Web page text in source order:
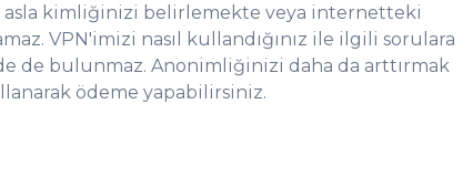
asla kimliğinizi belirlemekte veya internetteki
VPN'imizi nasıl kullandığınız ile ilgili sorulara
de bulunmaz. Anonimliğinizi daha da arttırmak
ödeme yapabilirsiniz.